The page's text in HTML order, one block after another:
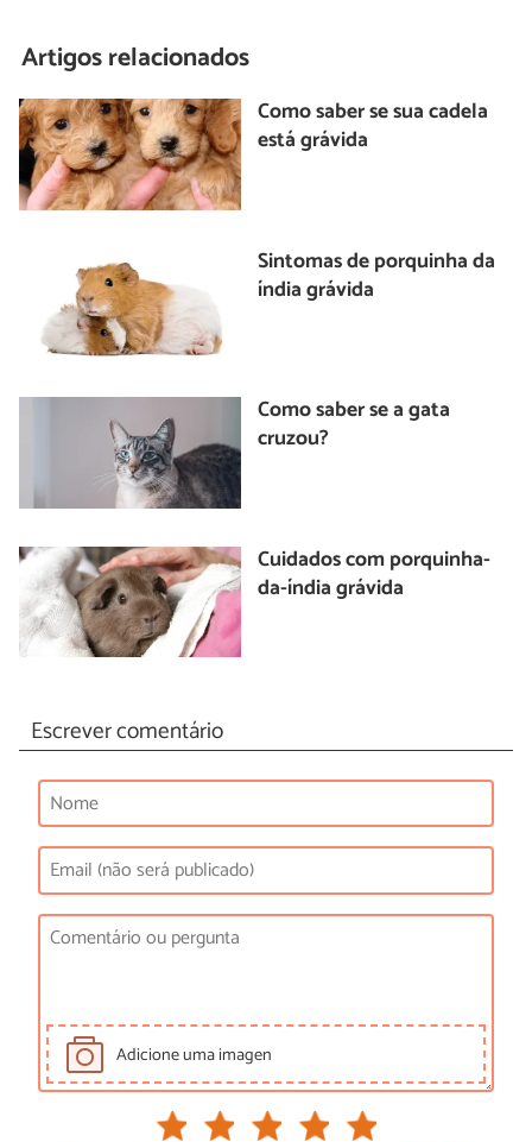
Artigos relacionados
Como saber se sua cadela
está grávida
Sintomas de porquinha da
índia grávida
Como saber se a gata
cruzou?
Cuidados com porquinha-
da-índia grávida
Escrever comentário
Adicione uma imagen